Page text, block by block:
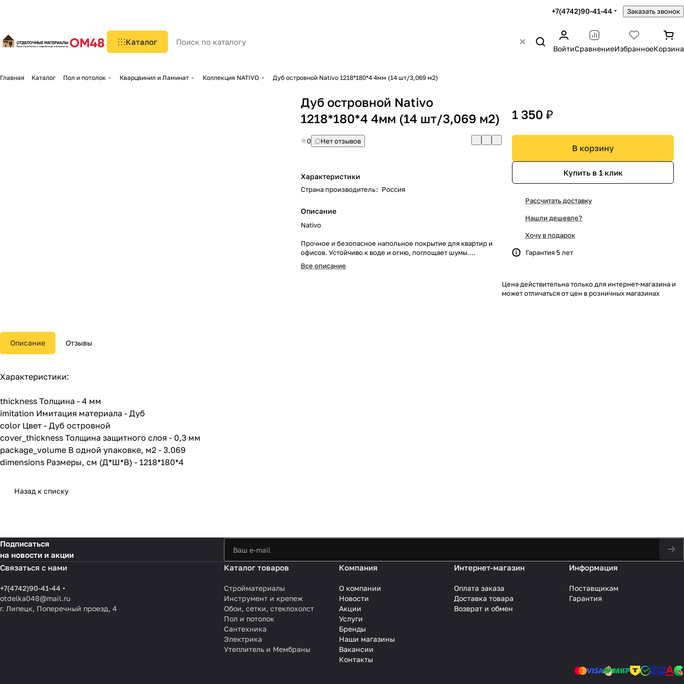
+7(4742)90-41-44 Заказать звонок
Каталог
ВойтиСравнениеИзбранноеКорзина
Главная Каталог Пол и потолок Кварцвинил и Ламинат Коллекция NATIVO Дуб островной Nativo 1218*180*4 4мм (14 шт/3,069 м2)
Дуб островной Nativo
1218*180*4 4мм (14 шт/3,069 м2)
0 Нет отзывов
Характеристики
Страна производитель: Россия
Описание
Nativo
Прочное и безопасное напольное покрытие для квартир и
офисов. Устойчиво к воде и огню, поглощает шумы.
Современное, надежное и безопасное решение для дома и
Все описание
1 350 ₽
В корзину
Купить в 1 клик
Рассчитать доставку
Нашли дешевле?
Хочу в подарок
Гарантия 5 лет
Цена действительна только для интернет-магазина и
может отличаться от цен в розничных магазинах
Описание Отзывы
Характеристики:
thickness Толщина - 4 мм
imitation Имитация материала - Дуб
color Цвет - Дуб островной
cover_thickness Толщина защитного слоя - 0,3 мм
package_volume В одной упаковке, м2 - 3.069
dimensions Размеры, см (Д*Ш*В) - 1218*180*4
Назад к списку
Подписаться
на новости и акции
Связаться с нами
+7(4742)90-41-44
otdelka048@mail.ru
г. Липецк, Поперечный проезд, 4
Каталог товаров
Стройматериалы
Инструмент и крепеж
Обои, сетки, стеклохолст
Пол и потолок
Сантехника
Электрика
Утеплитель и Мембраны
Компания
О компании
Новости
Акции
Услуги
Бренды
Наши магазины
Вакансии
Контакты
Интернет-магазин
Оплата заказа
Доставка товара
Возврат и обмен
Информация
Поставщикам
Гарантия